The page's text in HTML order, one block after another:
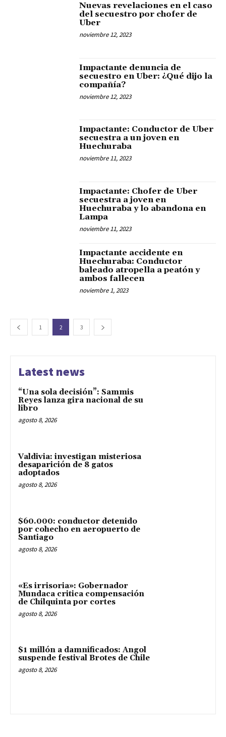
Nuevas revelaciones en el caso
del secuestro por chofer de
Uber
noviembre 12, 2023
Impactante denuncia de
secuestro en Uber: ¿Qué dijo la
compañía?
noviembre 12, 2023
Impactante: Conductor de Uber
secuestra a un joven en
Huechuraba
noviembre 11, 2023
Impactante: Chofer de Uber
secuestra a joven en
Huechuraba y lo abandona en
Lampa
noviembre 11, 2023
Impactante accidente en
Huechuraba: Conductor
baleado atropella a peatón y
ambos fallecen
noviembre 1, 2023
1 2 3
Latest news
“Una sola decisión”: Sammis
Reyes lanza gira nacional de su
libro
agosto 8, 2026
Valdivia: investigan misteriosa
desaparición de 8 gatos
adoptados
agosto 8, 2026
$60.000: conductor detenido
por cohecho en aeropuerto de
Santiago
agosto 8, 2026
«Es irrisoria»: Gobernador
Mundaca critica compensación
de Chilquinta por cortes
agosto 8, 2026
$1 millón a damnificados: Angol
suspende festival Brotes de Chile
agosto 8, 2026